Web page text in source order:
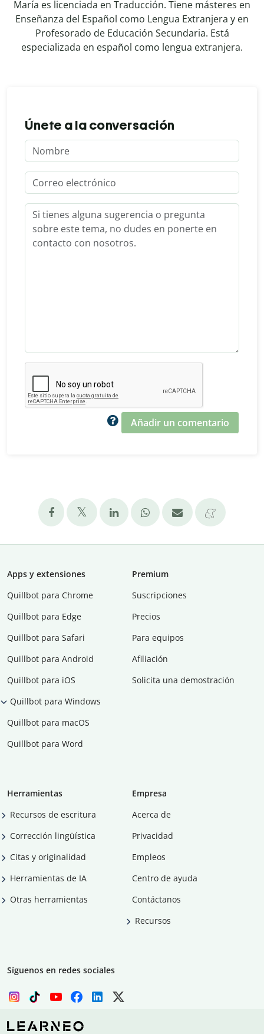
María es licenciada en Traducción. Tiene másteres en
Enseñanza del Español como Lengua Extranjera y en
Profesorado de Educación Secundaria. Está
especializada en español como lengua extranjera.
Únete a la conversación
Añadir un comentario
Apps y extensiones
Quillbot para Chrome
Quillbot para Edge
Quillbot para Safari
Quillbot para Android
Quillbot para iOS
Quillbot para Windows
Quillbot para macOS
Quillbot para Word
Premium
Suscripciones
Precios
Para equipos
Afiliación
Solicita una demostración
Herramientas
Recursos de escritura
Corrección lingüística
Citas y originalidad
Herramientas de IA
Otras herramientas
Empresa
Acerca de
Privacidad
Empleos
Centro de ayuda
Contáctanos
Recursos
Síguenos en redes sociales